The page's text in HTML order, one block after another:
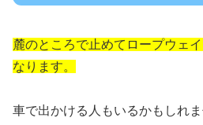
麓のところで止めてロープウェ
なります。
車で出かける人もいるかもしれ